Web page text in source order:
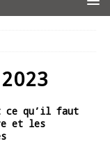
ce qu’il faut
et les